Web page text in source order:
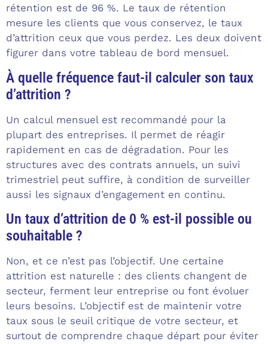
rétention est de 96 %. Le taux de rétention
mesure les clients que vous conservez, le taux
d’attrition ceux que vous perdez. Les deux doivent
figurer dans votre tableau de bord mensuel.
À quelle fréquence faut-il calculer son taux
d’attrition ?
Un calcul mensuel est recommandé pour la
plupart des entreprises. Il permet de réagir
rapidement en cas de dégradation. Pour les
structures avec des contrats annuels, un suivi
trimestriel peut suffire, à condition de surveiller
aussi les signaux d’engagement en continu.
Un taux d’attrition de 0 % est-il possible ou
souhaitable ?
Non, et ce n’est pas l’objectif. Une certaine
attrition est naturelle : des clients changent de
secteur, ferment leur entreprise ou font évoluer
leurs besoins. L’objectif est de maintenir votre
taux sous le seuil critique de votre secteur, et
surtout de comprendre chaque départ pour éviter